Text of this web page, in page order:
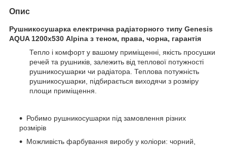
Опис
Рушникосушарка електрична радіаторного типу Genesis
AQUA 1200х530 Alpina з теном, права, чорна, гарантія
Тепло і комфорт у вашому приміщенні, якість просушки
речей та рушників, залежить від теплової потужності
рушникосушарки чи радіатора. Теплова потужність
рушникосушарки, підбирається виходячи з розміру
площи приміщення.
Робимо рушникосушарки під замовлення різних
розмірів
Можливість фарбування виробу у коліори: чорний,